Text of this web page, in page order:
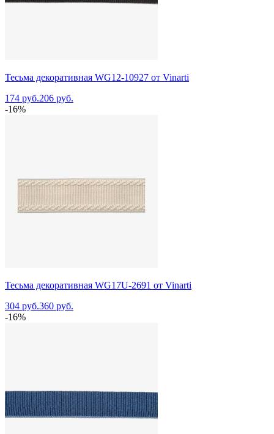
Тесьма декоративная WG12-10927 от Vinarti
174 руб.206 руб.
-16%
Тесьма декоративная WG17U-2691 от Vinarti
304 руб.360 руб.
-16%